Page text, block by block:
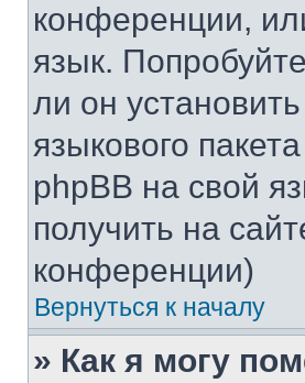
конференции,
язык.
ли он
языкового
phpBB на свой
получить на
конференции)
Вернуться к началу
» Как я могу